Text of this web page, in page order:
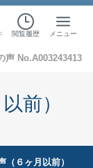
閲覧履歴 メニュー
声 No.A003243413
前）
（６ヶ月以前）